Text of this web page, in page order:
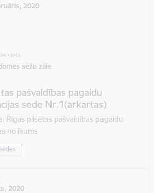
2020
vieta
sēžu zāle
pašvaldības pagaidu
sēde Nr.1(ārkārtas)
Rīgas pilsētas pašvaldības pagaidu
nolikums
2020